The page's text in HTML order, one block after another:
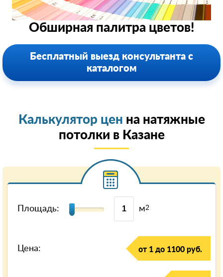
Обширная палитра цветов!
Бесплатный выезд консультанта с
каталогом
Калькулятор цен на натяжные
потолки в Казанe
Площадь: м2
Цена: от 1 до 1100 руб.